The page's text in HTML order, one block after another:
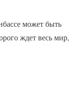
может быть
ждет весь мир,